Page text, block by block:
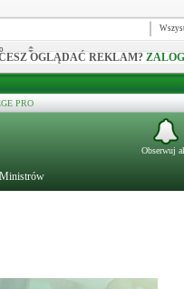
OGLĄDAĆ REKLAM?
PRO
Obserwuj